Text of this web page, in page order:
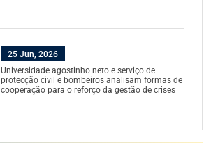
25 Jun, 2026
Universidade agostinho neto e serviço de
protecção civil e bombeiros analisam formas de
cooperação para o reforço da gestão de crises